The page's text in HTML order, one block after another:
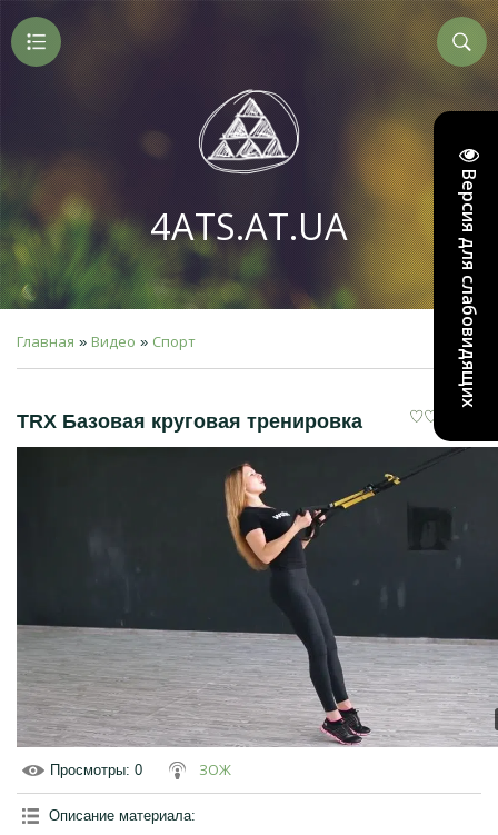
Версия для слабовидящих
4ATS.AT.UA
Главная » Видео » Спорт
TRX Базовая круговая тренировка
Просмотры: 0 ЗОЖ
Описание материала: